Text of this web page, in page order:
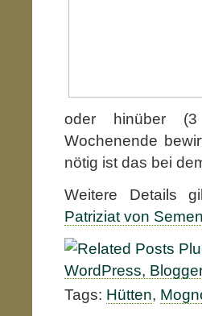
oder hinüber
Wochenende
nötig ist das bei
Weitere Details
Patriziat von
Tags: Hütten,